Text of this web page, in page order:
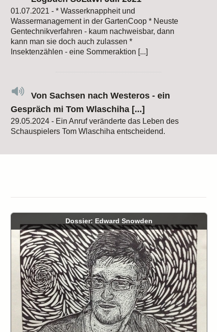
01.07.2021 - * Wasserknappheit und
Wassermanagement in der GartenCoop * Neuste
Gentechnikverfahren - kaum nachweisbar, dann
kann man sie doch auch zulassen *
Insektenzählen - eine Sommeraktion [...]
Von Sachsen nach Westeros - ein
Gespräch mi Tom Wlaschiha [...]
29.05.2024 - Ein Anruf veränderte das Leben des
Schauspielers Tom Wlaschiha entscheidend.
Dossier: Edward Snowden